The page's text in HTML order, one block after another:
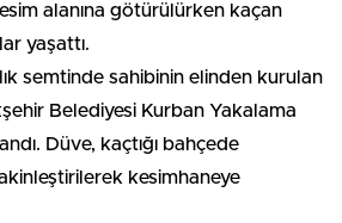
alanına götürülürken kaçan
yaşattı.
semtinde sahibinin elinden kurulan
Belediyesi Kurban Yakalama
Düve, kaçtığı bahçede
kesimhaneye